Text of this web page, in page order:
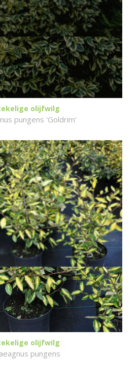
olijfwilg
pungens 'Goldrim'
olijfwilg
pungens